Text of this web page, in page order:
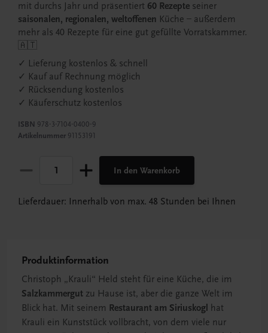
mit durchs Jahr und präsentiert 60 Rezepte seiner
saisonalen, regionalen, weltoffenen Küche – außerdem
mehr als 40 Rezepte für eine gut gefüllte Vorratskammer.
🇦🇹
✓ Lieferung kostenlos & schnell
✓ Kauf auf Rechnung möglich
✓ Rücksendung kostenlos
✓ Käuferschutz kostenlos
ISBN 978-3-7104-0400-9
Artikelnummer 91153191
In den Warenkorb
Lieferdauer: Innerhalb von max. 48 Stunden bei Ihnen
Produktinformation
Christoph „Krauli“ Held steht für eine Küche, die im
Salzkammergut zu Hause ist, aber die ganze Welt im
Blick hat. Mit seinem Restaurant am Siriuskogl
hat
Krauli ein Kunststück vollbracht, von dem viele nur